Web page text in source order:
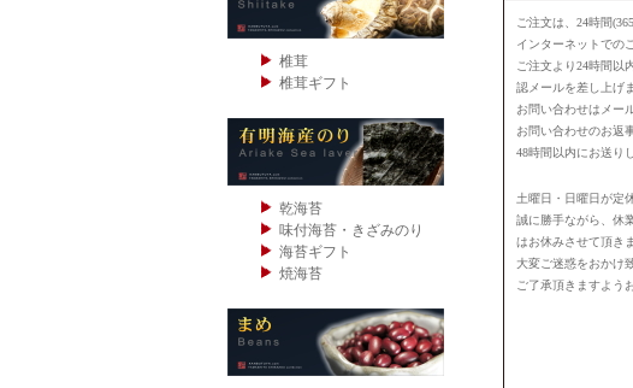
椎茸
椎茸ギフト
乾海苔
味付海苔・きざみのり
海苔ギフト
焼海苔
ご注文は、24時間
インターネットでの
ご注文より24時間以
認メールを差し上げ
お問い合わせはメー
お問い合わせのお返
48時間以内にお送り
土曜日・日曜日が定
誠に勝手ながら、休
はお休みさせて頂き
大変ご迷惑をおかけ
ご了承頂きますよう